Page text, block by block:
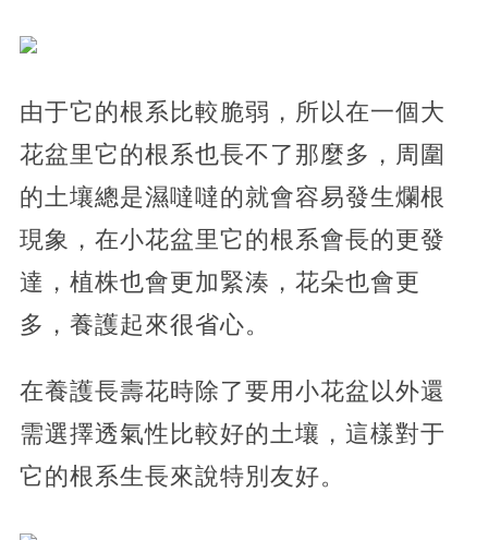
由于它的根系比較脆弱，所以在一個大
花盆里它的根系也長不了那麼多，周圍
的土壤總是濕噠噠的就會容易發生爛根
現象，在小花盆里它的根系會長的更發
達，植株也會更加緊湊，花朵也會更
多，養護起來很省心。
在養護長壽花時除了要用小花盆以外還
需選擇透氣性比較好的土壤，這樣對于
它的根系生長來說特別友好。